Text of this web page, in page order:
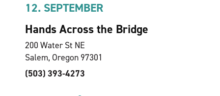
12. SEPTEMBER
Hands Across the Bridge
200 Water St NE
Salem, Oregon 97301
(503) 393-4273